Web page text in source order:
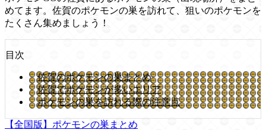
めてます。佐賀のポケモンの巣を訪れて、狙いのポケモンを
たくさん集めましょう！
目次
佐賀のポケモンの巣まとめ
佐賀でポケモンが多いエリア
ポケモンの巣を訪れる際の注意点
【全国版】ポケモンの巣まとめ